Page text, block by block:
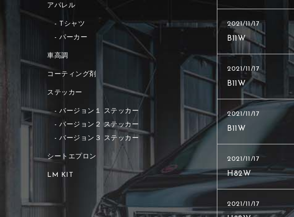
2021/11/17
B11W
2021/11/17
B11W
2021/11/17
B11W
2021/11/17
H82W
2021/11/17
アパレル
Tシャツ
パーカー
車高調
コーティング剤
ステッカー
バージョン１ ステッカー
バージョン２ ステッカー
バージョン３ ステッカー
シートエプロン
LM KIT